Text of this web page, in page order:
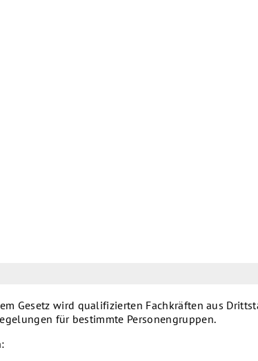
Gesetz wird qualifizierten Fachkräften aus
für bestimmte Personengruppen.